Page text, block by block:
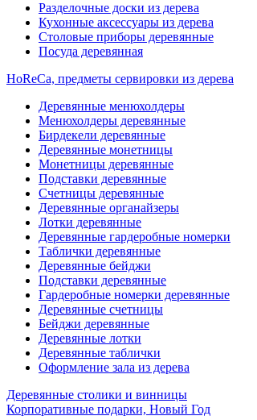
Разделочные доски из дерева
Кухонные аксессуары из дерева
Столовые приборы деревянные
Посуда деревянная
HoReCa, предметы сервировки из дерева
Деревянные менюхолдеры
Менюхолдеры деревянные
Бирдекели деревянные
Деревянные монетницы
Монетницы деревянные
Подставки деревянные
Счетницы деревянные
Деревянные органайзеры
Лотки деревянные
Деревянные гардеробные номерки
Таблички деревянные
Деревянные бейджи
Подставки деревянные
Гардеробные номерки деревянные
Деревянные счетницы
Бейджи деревянные
Деревянные лотки
Деревянные таблички
Оформление зала из дерева
Деревянные столики и винницы
Корпоративные подарки, Новый Год